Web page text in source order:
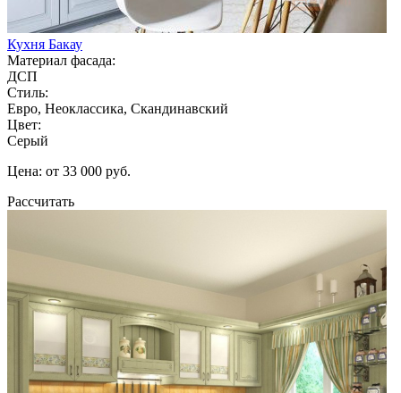
Кухня Бакау
Материал фасада:
ДСП
Стиль:
Евро, Неоклассика, Скандинавский
Цвет:
Серый
Цена: от 33 000 руб.
Рассчитать